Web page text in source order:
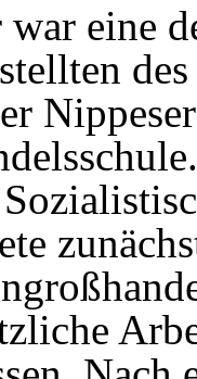
eine